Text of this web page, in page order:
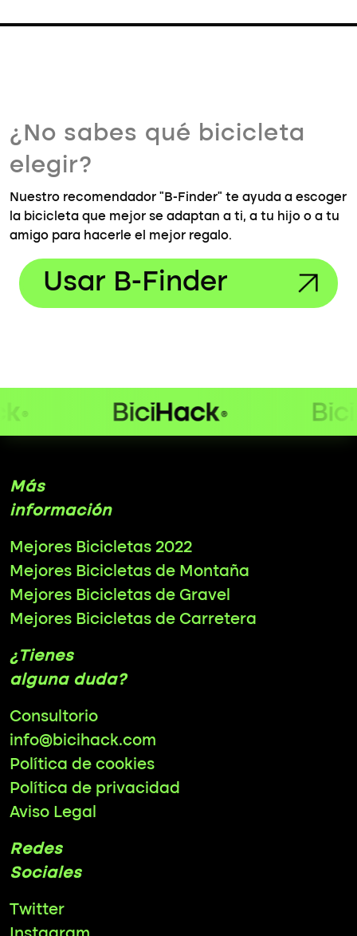
¿No sabes qué bicicleta
elegir?
Nuestro recomendador "B-Finder" te ayuda a escoger
la bicicleta que mejor se adaptan a ti, a tu hijo o a tu
amigo para hacerle el mejor regalo.
Usar B-Finder
Más
información
Mejores Bicicletas 2022
Mejores Bicicletas de Montaña
Mejores Bicicletas de Gravel
Mejores Bicicletas de Carretera
¿Tienes
alguna duda?
Consultorio
info@bicihack.com
Política de cookies
Política de privacidad
Aviso Legal
Redes
Sociales
Twitter